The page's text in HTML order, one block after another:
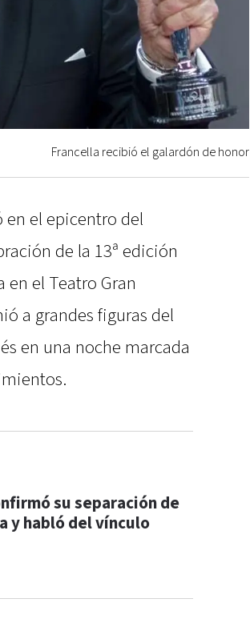
Francella recibió el galardón de honor
en el epicentro del
de la 13ª edición
en el Teatro Gran
a grandes figuras del
en una noche marcada
su separación de
y habló del vínculo